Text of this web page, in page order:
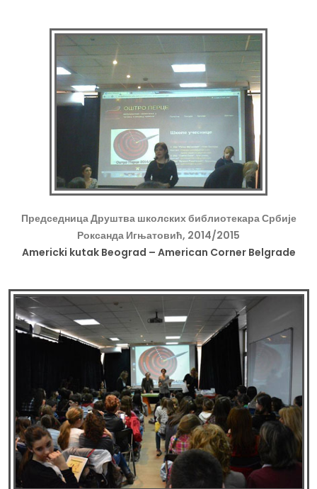
Председница Друштва школских библиотекара Србије
Роксанда Игњатовић, 2014/2015
Americki kutak Beograd – American Corner Belgrade